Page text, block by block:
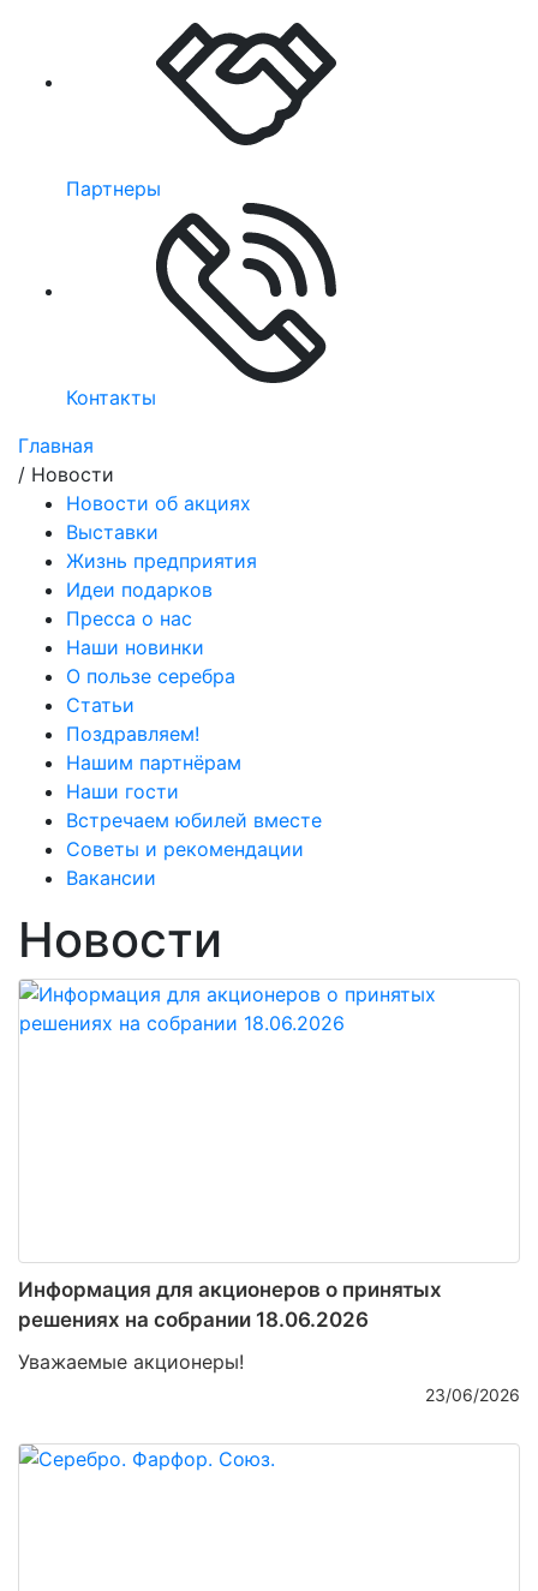
Партнеры
Контакты
Главная
/ Новости
Новости об акциях
Выставки
Жизнь предприятия
Идеи подарков
Пресса о нас
Наши новинки
О пользе серебра
Статьи
Поздравляем!
Нашим партнёрам
Наши гости
Встречаем юбилей вместе
Советы и рекомендации
Вакансии
Новости
Информация для акционеров о принятых
решениях на собрании 18.06.2026
Уважаемые акционеры!
23/06/2026